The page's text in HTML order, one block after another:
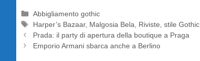
Categorie
Abbigliamento gothic
Tag
Harper’s Bazaar, Malgosia Bela Riviste ,stile Gothic
Prada: il party di apertura della boutique a Praga
Emporio Armani sbarca anche a Berlino